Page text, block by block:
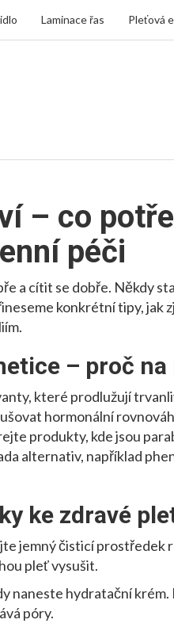
Laminace řas Pleťová
– co
péči
a cítit se dobře. Někdy
konkrétní tipy, jak
– proč
které prodlužují
hormonální
produkty, kde jsou
alternativ, například
ke zdravé
jemný čisticí prostředek
pleť vysušit.
naneste hydratační
póry.